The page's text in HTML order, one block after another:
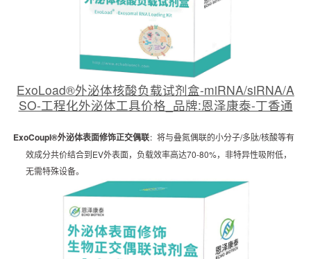
ExoLoad®外泌体核酸负载试剂盒-miRNA/siRNA/A
SO-工程化外泌体工具价格_品牌:恩泽康泰-丁香通
ExoCoupl®外泌体表面修饰正交偶联： 将与叠氮偶联的小分子/多肽/核酸等有
效成分共价结合到EV外表面，负载效率高达70-80%，非特异性吸附低，
无需特殊设备。